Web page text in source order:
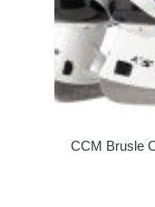
CCM Brusle